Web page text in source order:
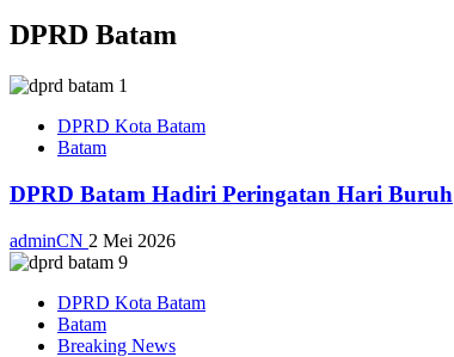
DPRD Batam
DPRD Kota Batam
Batam
DPRD Batam Hadiri Peringatan Hari Buruh
adminCN 2 Mei 2026
DPRD Kota Batam
Batam
Breaking News